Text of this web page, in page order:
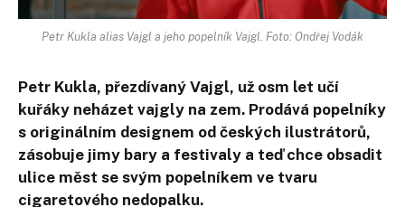
Petr Kukla alias Vajgl a jeho popelník Vajgl. Foto: Ondřej Vodák
Petr Kukla, přezdívaný Vajgl, už osm let učí
kuřáky neházet vajgly na zem. Prodává popelníky
s originálním designem od českých ilustrátorů,
zásobuje jimy bary a festivaly a teď chce obsadit
ulice měst se svým popelníkem ve tvaru
cigaretového nedopalku.